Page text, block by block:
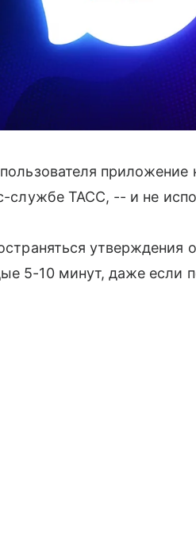
приложение
службе ТАСС, -- и не
утверждения
5-10 минут, даже если